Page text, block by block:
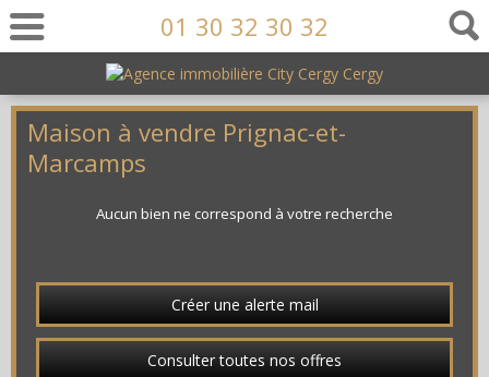
01 30 32 30 32
Maison à vendre Prignac-et-
Marcamps
Aucun bien ne correspond à votre recherche
Créer une alerte mail
Consulter toutes nos offres